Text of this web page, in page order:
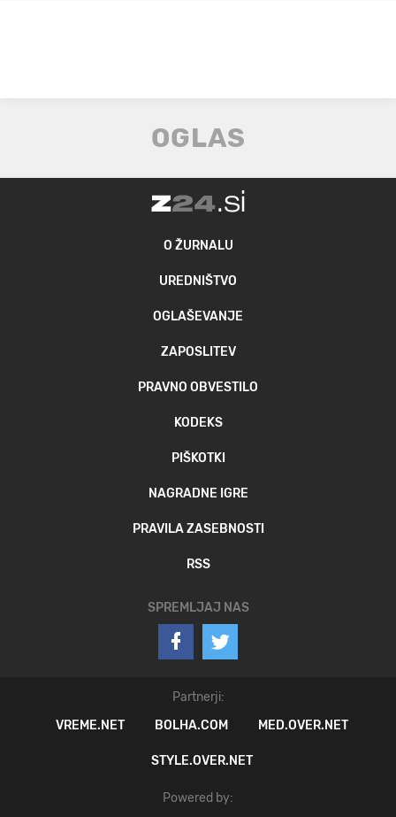
O ŽURNALU
UREDNIŠTVO
OGLAŠEVANJE
ZAPOSLITEV
PRAVNO OBVESTILO
KODEKS
PIŠKOTKI
NAGRADNE IGRE
PRAVILA ZASEBNOSTI
RSS
SPREMLJAJ NAS
Partnerji:
VREME.NET
BOLHA.COM MED.OVER.NET
STYLE.OVER.NET
Powered by: